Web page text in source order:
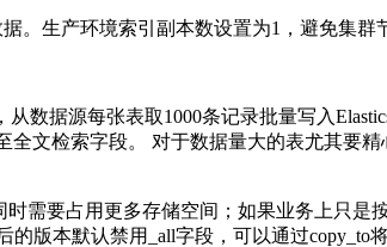
。生产环境索引副本数设置为1，避免集群
数据源每张表取1000条记录批量写入
文检索字段。 对于数据量大的表尤其要
需要占用更多存储空间；如果业务上只是
的版本默认禁用_all字段，可以通过